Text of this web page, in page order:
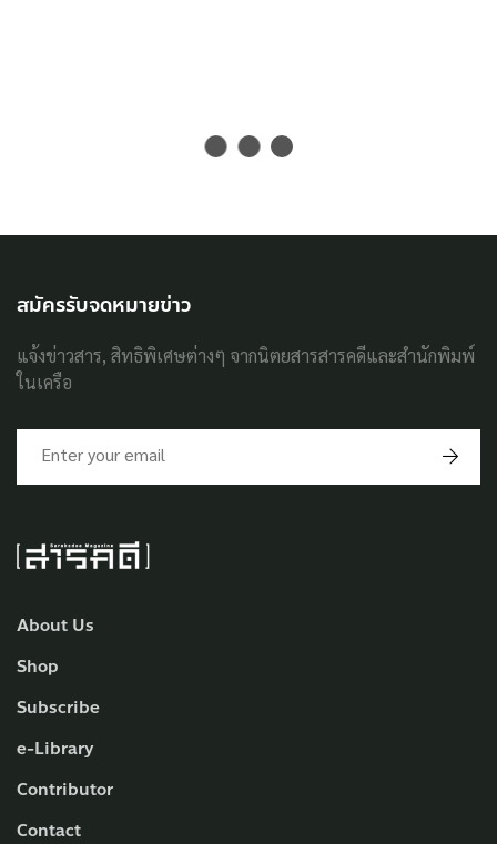
About Us
Shop
Subscribe
e-Library
Contributor
Contact
สมัครรับจดหมายข่าว
แจ้งข่าวสาร, สิทธิพิเศษต่างๆ จากนิตยสารสารคดีและสำนักพิมพ์
ในเครือ